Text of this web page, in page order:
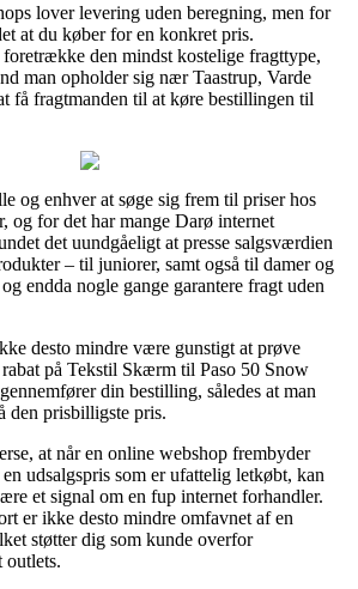
lover levering uden beregning, men for
at du køber for en konkret pris.
den mindst kostelige fragttype,
man opholder sig nær Taastrup, Varde
få fragtmanden til at køre bestillingen til
og enhver at søge sig frem til priser hos
og for det har mange Darø internet
det uundgåeligt at presse salgsværdien
– til juniorer, samt også til damer og
endda nogle gange garantere fragt uden
desto mindre være gunstigt at prøve
på Tekstil Skærm til Paso 50 Snow
din bestilling, således at man
den prisbilligste pris.
at når en online webshop frembyder
udsalgspris som er ufattelig letkøbt, kan
et signal om en fup internet forhandler.
er ikke desto mindre omfavnet af en
støtter dig som kunde overfor
outlets.